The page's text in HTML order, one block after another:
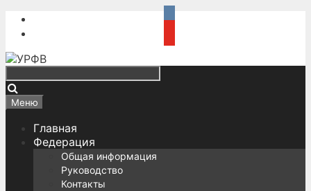
Перейти
Меню
Главная
Федерация
Общая информация
Руководство
Контакты